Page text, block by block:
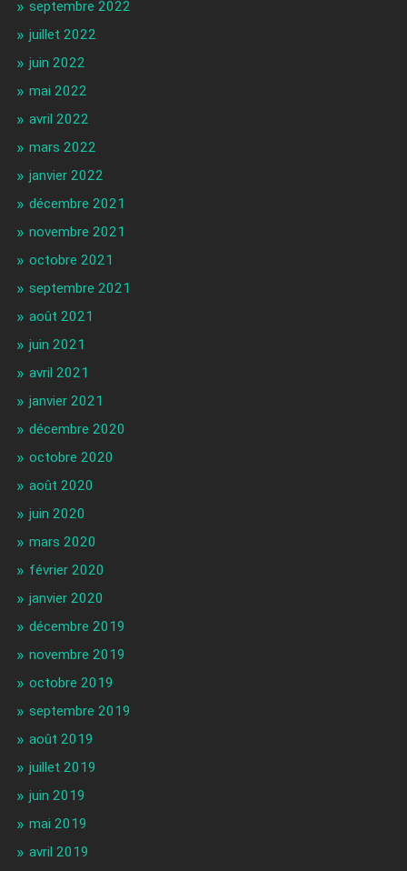
septembre 2022
juillet 2022
juin 2022
mai 2022
avril 2022
mars 2022
janvier 2022
décembre 2021
novembre 2021
octobre 2021
septembre 2021
août 2021
juin 2021
avril 2021
janvier 2021
décembre 2020
octobre 2020
août 2020
juin 2020
mars 2020
février 2020
janvier 2020
décembre 2019
novembre 2019
octobre 2019
septembre 2019
août 2019
juillet 2019
juin 2019
mai 2019
avril 2019